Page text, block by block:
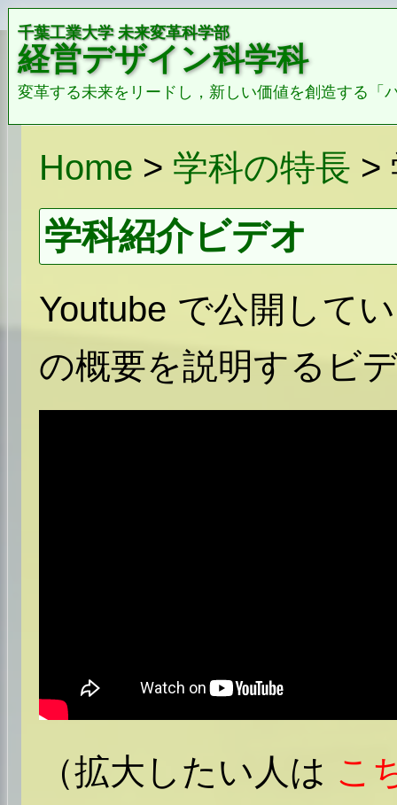
千葉工業大学 未来変革科学部
経営デザイン科学科
変革する未来をリードし，新しい価値を創造する「
Home > 学科の特長 >
学科紹介ビデオ
Youtube で公開して
の概要を説明するビ
（拡大したい人は こ